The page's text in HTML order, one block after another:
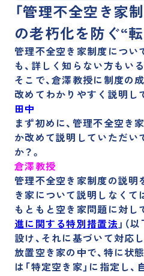
「管理不全空き家
の老朽化を防ぐ“
管理不全空き家制度につい
も、詳しく知らない方もい
そこで、倉澤教授に制度の
改めてわかりやすく説明し
田中
まず初めに、管理不全空き
か改めて説明していただい
か？。
倉澤教授
管理不全空き家制度の説明
き家について説明しなくて
もともと空き家問題に対し
進に関する特別措置法」（
設け、それに基づいて対応
放置空き家の中で、特に状
は「特定空き家」に指定し